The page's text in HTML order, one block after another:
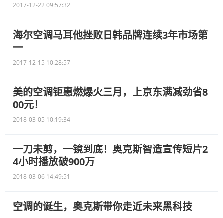
2017-12-22 09:57:32
海尔空调马耳他挫败日韩品牌连续3年市场第
一
2017-12-15 10:28:57
美的空调钜惠燃爆火三月，上京东满减劲省8
00元！
2018-03-05 10:19:34
一刀未剪，一镜到底！奥克斯智造宣传短片2
4小时播放破900万
2018-03-06 14:49:51
空调的诞生，奥克斯带你走近未来黑科技